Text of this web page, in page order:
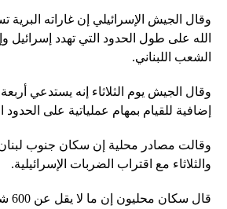
وقال الجيش الإسرائيلي إن غاراته
الله على طول الحدود التي تهدد إسرائيل
الشعب اللبناني.
وقال الجيش يوم الثلاثاء إنه يستدعي أربعة
إضافية للقيام بمهام عملياتية على الحدود
وقالت مصادر محلية إن سكان جنوب لبنان
والثلاثاء مع اقتراب الضربات الإسرائيلية.